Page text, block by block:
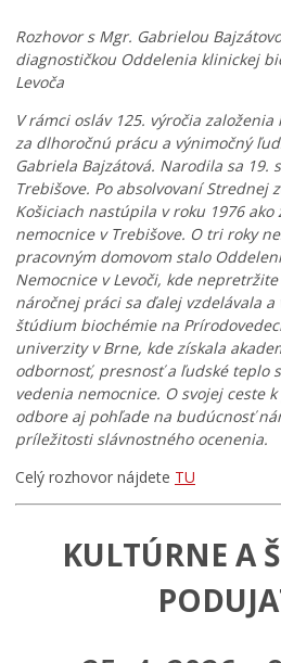
Rozhovor s Mgr. Gabrielou
diagnostičkou Oddelenia klinickej
Levoča
V rámci osláv 125. výročia
za dlhoročnú prácu a výnimočný
Gabriela Bajzátová. Narodila sa 19.
Trebišove. Po absolvovaní Strednej
Košiciach nastúpila v roku 1976
nemocnice v Trebišove. O tri roky
pracovným domovom stalo
Nemocnice v Levoči, kde
náročnej práci sa ďalej vzdelávala a
štúdium biochémie na
univerzity v Brne, kde získala
odbornosť, presnosť a ľudské teplo
vedenia nemocnice. O svojej ceste
odbore aj pohľade na budúcnosť
príležitosti slávnostného ocenenia.
Celý rozhovor nájdete TU
KULTÚRNE A